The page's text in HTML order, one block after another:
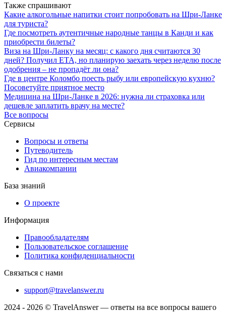
Также спрашивают
Какие алкогольные напитки стоит попробовать на Шри-Ланке
для туриста?
Где посмотреть аутентичные народные танцы в Канди и как
приобрести билеты?
Виза на Шри-Ланку на месяц: с какого дня считаются 30
дней? Получил ETA, но планирую заехать через неделю после
одобрения – не пропадёт ли она?
Где в центре Коломбо поесть рыбу или европейскую кухню?
Посоветуйте приятное место
Медицина на Шри-Ланке в 2026: нужна ли страховка или
дешевле заплатить врачу на месте?
Все вопросы
Сервисы
Вопросы и ответы
Путеводитель
Гид по интересным местам
Авиакомпании
База знаний
О проекте
Информация
Правообладателям
Пользовательское соглашение
Политика конфиденциальности
Связаться с нами
support@travelanswer.ru
2024 - 2026 © TravelAnswer — ответы на все вопросы вашего